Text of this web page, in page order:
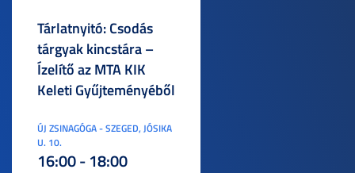
Tárlatnyitó: Csodás
tárgyak kincstára –
Ízelítő az MTA KIK
Keleti Gyűjteményéből
ÚJ ZSINAGÓGA - SZEGED, JÓSIKA
U. 10.
16:00 - 18:00